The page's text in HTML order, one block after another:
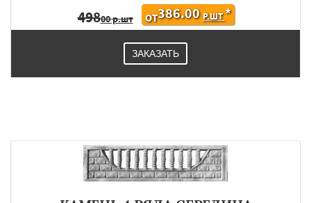
49800 р.шт ОТ386.00 Р.ШТ*
ЗАКАЗАТЬ